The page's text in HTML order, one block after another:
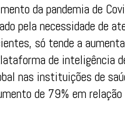
da pandemia de
pela necessidade de
só tende a
de inteligência
nas instituições de
de 79% em